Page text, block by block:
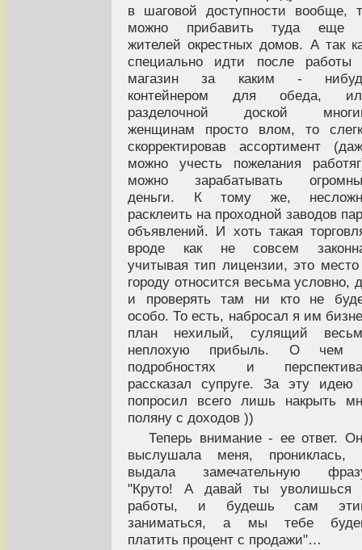
в шаговой доступности вообще,
можно прибавить туда еще
жителей окрестных домов. А так
специально идти после работы
магазин за каким -
контейнером для обеда,
разделочной доской
женщинам просто влом, то
скорректировав ассортимент
можно учесть пожелания
можно зарабатывать
деньги. К тому же,
расклеить на проходной заводов
объявлений. И хоть такая
вроде как не совсем
учитывая тип лицензии, это место
городу относится весьма условно,
и проверять там ни кто не
особо. То есть, набросал я им
план нехилый, сулящий
неплохую прибыль. О чем
подробностях и
рассказал супруге. За эту идею
попросил всего лишь накрыть
поляну с доходов ))
Теперь внимание - ее ответ.
выслушала меня, прониклась,
выдала замечательную
"Круто! А давай ты уволишься
работы, и будешь сам
заниматься, а мы тебе
платить процент с продажи"…